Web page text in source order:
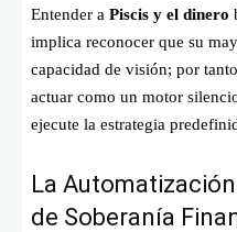
Entender a Piscis y el dinero
implica reconocer que su
capacidad de visión; por
actuar como un motor
ejecute la estrategia
La
de Soberanía